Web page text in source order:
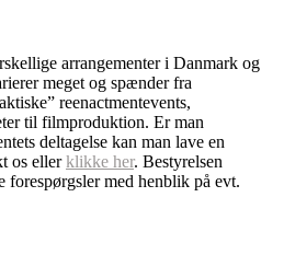
arrangementer i Danmark og
meget og spænder fra
reenactmentevents,
til filmproduktion. Er man
deltagelse kan man lave en
os ellerklikke her. Bestyrelsen
forespørgsler med henblik på evt.